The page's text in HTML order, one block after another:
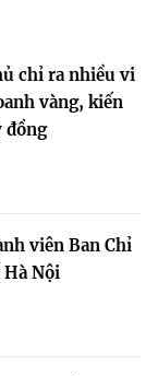
chỉ ra nhiều vi
vàng, kiến
đồng
viên Ban Chỉ
Nội